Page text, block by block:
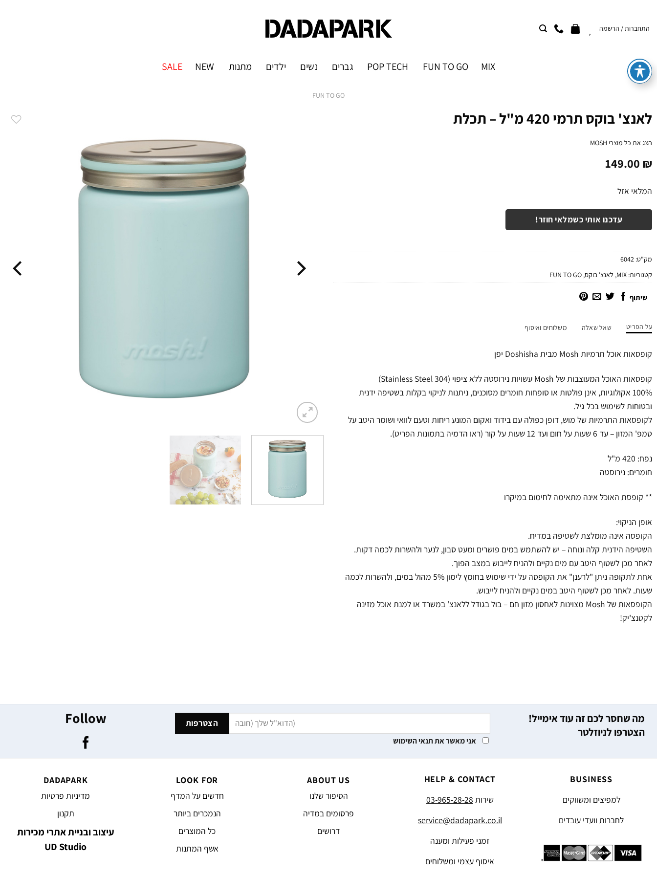
content
התחברות / הרשמה
MIX
FUN TO GO
POP TECH גברים נשים ילדים מתנות NEW
SALE
FUN TO GO
לאנצ' בוקס תרמי 420 מ"ל – תכלת
הצג את כל מוצרי MOSH
149.00 ₪
המלאי אזל
עדכנו אותי כשמלאי חוזר!
מק"ט: 6042
קטגוריות: MIX
, לאנצ' בוקס,
FUN TO GO
שיתוף
על הפריט שאל שאלה משלוחים ואיסוף
קופסאות אוכל תרמיות Mosh מבית Doshisha יפן
קופסאות האוכל המעוצבות של Mosh עשויות נירוסטה ללא ציפוי (304 Stainless Steel)
100% אקולוגיות, אינן פולטות או סופחות חומרים מסוכנים, ניתנות לניקוי בקלות בשטיפה ידנית
ובטוחות לשימוש בכל גיל.
לקופסאות התרמיות של מוש, דופן כפולה עם בידוד ואקום המונע ריחות וטעם לוואי ושומר היטב על
טמפ' המזון – עד 6 שעות על חום ועד 12 שעות על קור (ראו הדמיה בתמונות הפריט).
נפח: 420 מ"ל
חומרים: נירוסטה
** קופסת האוכל אינה מתאימה לחימום במיקרו
אופן הניקוי:
הקופסה אינה מומלצת לשטיפה במדיח.
השטיפה הידנית קלה ונוחה – יש להשתמש במים פושרים ומעט סבון, לנער ולהשרות לכמה דקות.
לאחר מכן לשטוף היטב עם מים נקיים ולהניח לייבוש במצב הפוך.
אחת לתקופה ניתן "לרענן" את הקופסה על ידי שימוש בחומץ לימון 5% מהול במים, ולהשרות לכמה
שעות. לאחר מכן לשטוף היטב במים נקיים ולהניח לייבוש.
הקופסאות של Mosh מצוינות לאחסון מזון חם – בול בגודל ללאנצ' במשרד או למנת אוכל מזינה
לקטנצ'יק!
מה שחסר לכם זה עוד אימייל!
הצטרפו לניוזלטר
אני מאשר את תנאי השימוש
Follow
BUSINESS
למפיצים ומשווקים
לחברות וועדי עובדים
HELP & CONTACT
שירות 03-965-28-28
service@dadapark.co.il
זמני פעילות ומענה
איסוף עצמי ומשלוחים
ABOUT US
הסיפור שלנו
פרסומים במדיה
דרושים
LOOK FOR
חדשים על המדף
הנמכרים ביותר
כל המוצרים
אשף המתנות
DADAPARK
מדיניות פרטיות
תקנון
עיצוב ובניית אתרי מכירות
UD Studio